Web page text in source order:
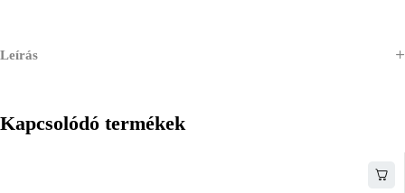
Leírás
Kapcsolódó termékek